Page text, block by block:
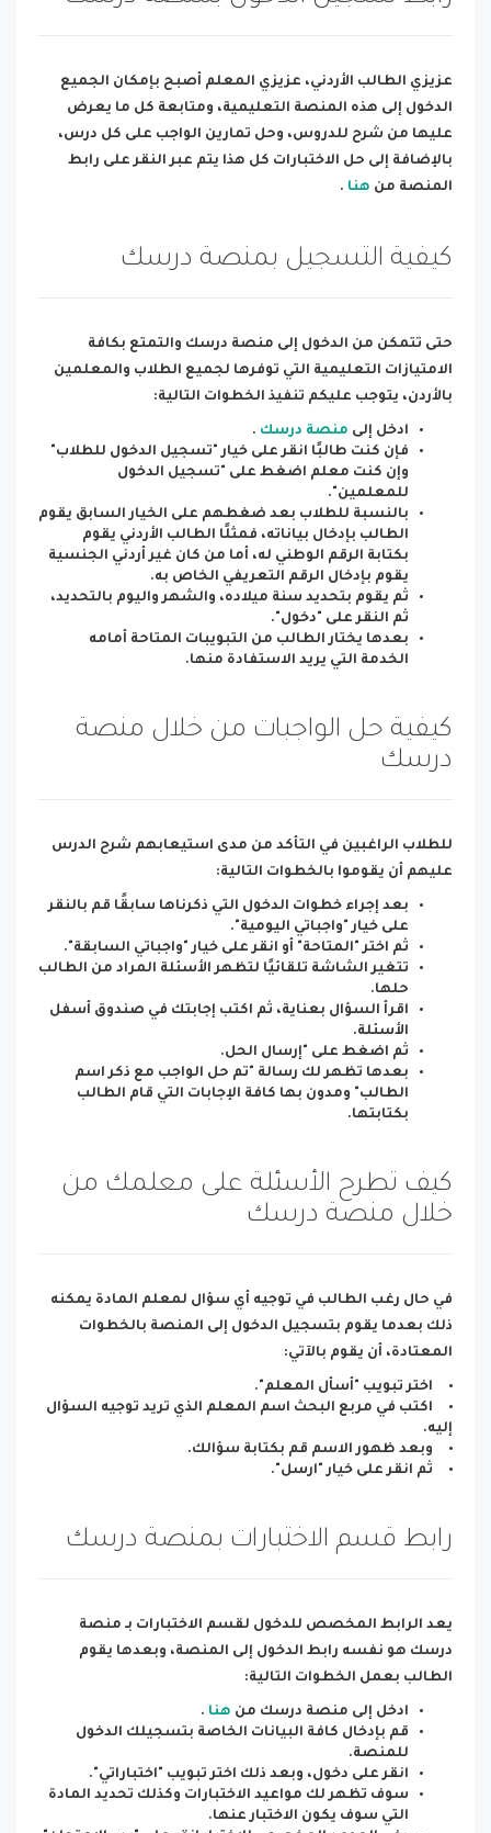
عزيزي الطالب الأردني، عزيزي المعلم أصبح بإمكان الجميع
الدخول إلى هذه المنصة التعليمية، ومتابعة كل ما يعرض
عليها من شرح للدروس، وحل تمارين الواجب على كل درس،
بالإضافة إلى حل الاختبارات كل هذا يتم عبر النقر على رابط
المنصة من هنا .
كيفية التسجيل بمنصة درسك
حتى تتمكن من الدخول إلى منصة درسك والتمتع بكافة
الامتيازات التعليمية التي توفرها لجميع الطلاب والمعلمين
بالأردن، يتوجب عليكم تنفيذ الخطوات التالية:
ادخل إلى منصة درسك .
فإن كنت طالبًا انقر على خيار "تسجيل الدخول للطلاب"
وإن كنت معلم اضغط على "تسجيل الدخول
للمعلمين".
بالنسبة للطلاب بعد ضغطهم على الخيار السابق يقوم
الطالب بإدخال بياناته، فمثلًا الطالب الأردني يقوم
بكتابة الرقم الوطني له، أما من كان غير أردني الجنسية
يقوم بإدخال الرقم التعريفي الخاص به.
ثم يقوم بتحديد سنة ميلاده، والشهر واليوم بالتحديد،
ثم النقر على "دخول".
بعدها يختار الطالب من التبويبات المتاحة أمامه
الخدمة التي يريد الاستفادة منها.
كيفية حل الواجبات من خلال منصة
درسك
للطلاب الراغبين في التأكد من مدى استيعابهم شرح الدرس
عليهم أن يقوموا بالخطوات التالية:
بعد إجراء خطوات الدخول التي ذكرناها سابقًا قم بالنقر
على خيار "واجباتي اليومية".
ثم اختر "المتاحة" أو انقر على خيار "واجباتي السابقة".
تتغير الشاشة تلقائيًا لتظهر الأسئلة المراد من الطالب
حلها.
اقرأ السؤال بعناية، ثم اكتب إجابتك في صندوق أسفل
الأسئلة.
ثم اضغط على "إرسال الحل.
بعدها تظهر لك رسالة "تم حل الواجب مع ذكر اسم
الطالب" ومدون بها كافة الإجابات التي قام الطالب
بكتابتها.
كيف تطرح الأسئلة على معلمك من
خلال منصة درسك
في حال رغب الطالب في توجيه أي سؤال لمعلم المادة يمكنه
ذلك بعدما يقوم بتسجيل الدخول إلى المنصة بالخطوات
المعتادة، أن يقوم بالآتي:
اختر تبويب "أسأل المعلم".
اكتب في مربع البحث اسم المعلم الذي تريد توجيه السؤال
إليه.
وبعد ظهور الاسم قم بكتابة سؤالك.
ثم انقر على خيار "ارسل".
رابط قسم الاختبارات بمنصة درسك
يعد الرابط المخصص للدخول لقسم الاختبارات بـ منصة
درسك هو نفسه رابط الدخول إلى المنصة، وبعدها يقوم
الطالب بعمل الخطوات التالية:
ادخل إلى منصة درسك من هنا .
قم بإدخال كافة البيانات الخاصة بتسجيلك الدخول
للمنصة.
انقر على دخول، وبعد ذلك اختر تبويب "اختباراتي".
سوف تظهر لك مواعيد الاختبارات وكذلك تحديد المادة
التي سوف يكون الاختبار عنها.